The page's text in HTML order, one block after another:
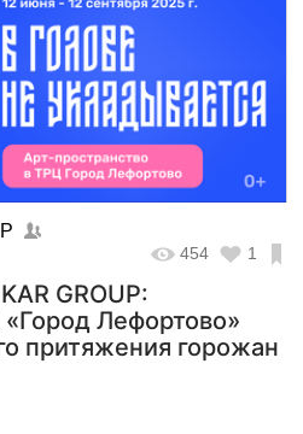
454 1
GROUP:
Лефортово»
притяжения горожан